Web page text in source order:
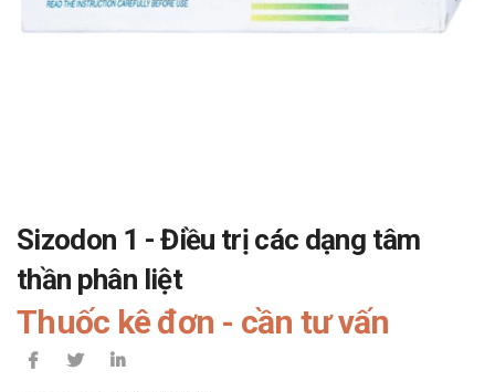
Sizodon 1 - Điều trị các dạng tâm
thần phân liệt
Thuốc kê đơn - cần tư vấn